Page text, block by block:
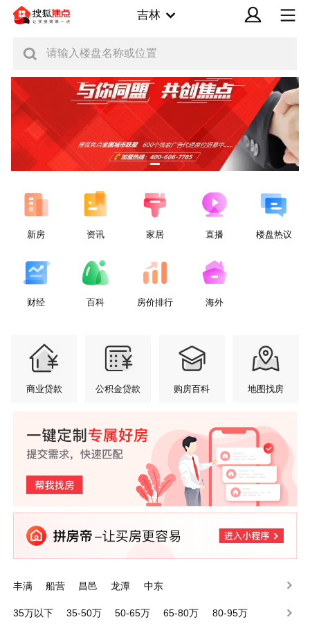
吉林
请输入楼盘名称或位置
新房 资讯 家居 直播 楼盘热议
财经 百科 房价排行 海外
商业贷款 公积金贷款 购房百科 地图找房
丰满 船营 昌邑 龙潭 中东
35万以下 35-50万 50-65万 65-80万
80-95万